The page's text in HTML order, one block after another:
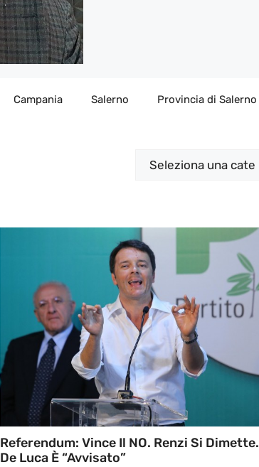
Campania Salerno Provincia di Salerno
Categorie
Referendum: Vince Il NO. Renzi Si Dimette.
De Luca È “avvisato”